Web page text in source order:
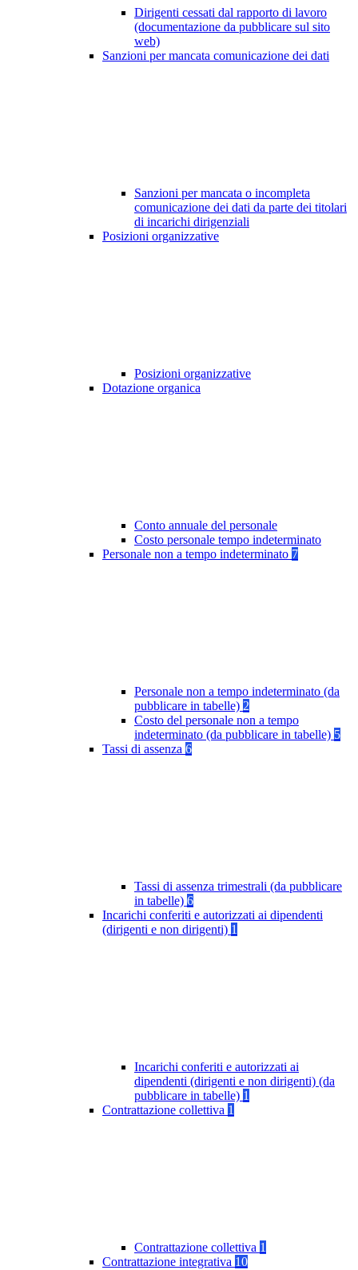
Dirigenti cessati dal rapporto di lavoro
(documentazione da pubblicare sul sito
web)
Sanzioni per mancata comunicazione dei dati
Sanzioni per mancata o incompleta
comunicazione dei dati da parte dei titolari
di incarichi dirigenziali
Posizioni organizzative
Posizioni organizzative
Dotazione organica
Conto annuale del personale
Costo personale tempo indeterminato
Personale non a tempo indeterminato 7
Personale non a tempo indeterminato (da
pubblicare in tabelle) 2
Costo del personale non a tempo
indeterminato (da pubblicare in tabelle) 5
Tassi di assenza 6
Tassi di assenza trimestrali (da pubblicare
in tabelle) 6
Incarichi conferiti e autorizzati ai dipendenti
(dirigenti e non dirigenti) 1
Incarichi conferiti e autorizzati ai
dipendenti (dirigenti e non dirigenti) (da
pubblicare in tabelle) 1
Contrattazione collettiva 1
Contrattazione collettiva 1
Contrattazione integrativa 10